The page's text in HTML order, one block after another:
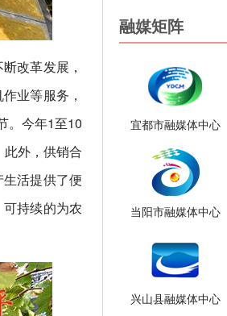
改革发展，
业等服务，
。今年1至10
外，供销合
活提供了便
持续的为农
融媒矩阵
宜都市融媒体中心
当阳市融媒体中心
兴山县融媒体中心